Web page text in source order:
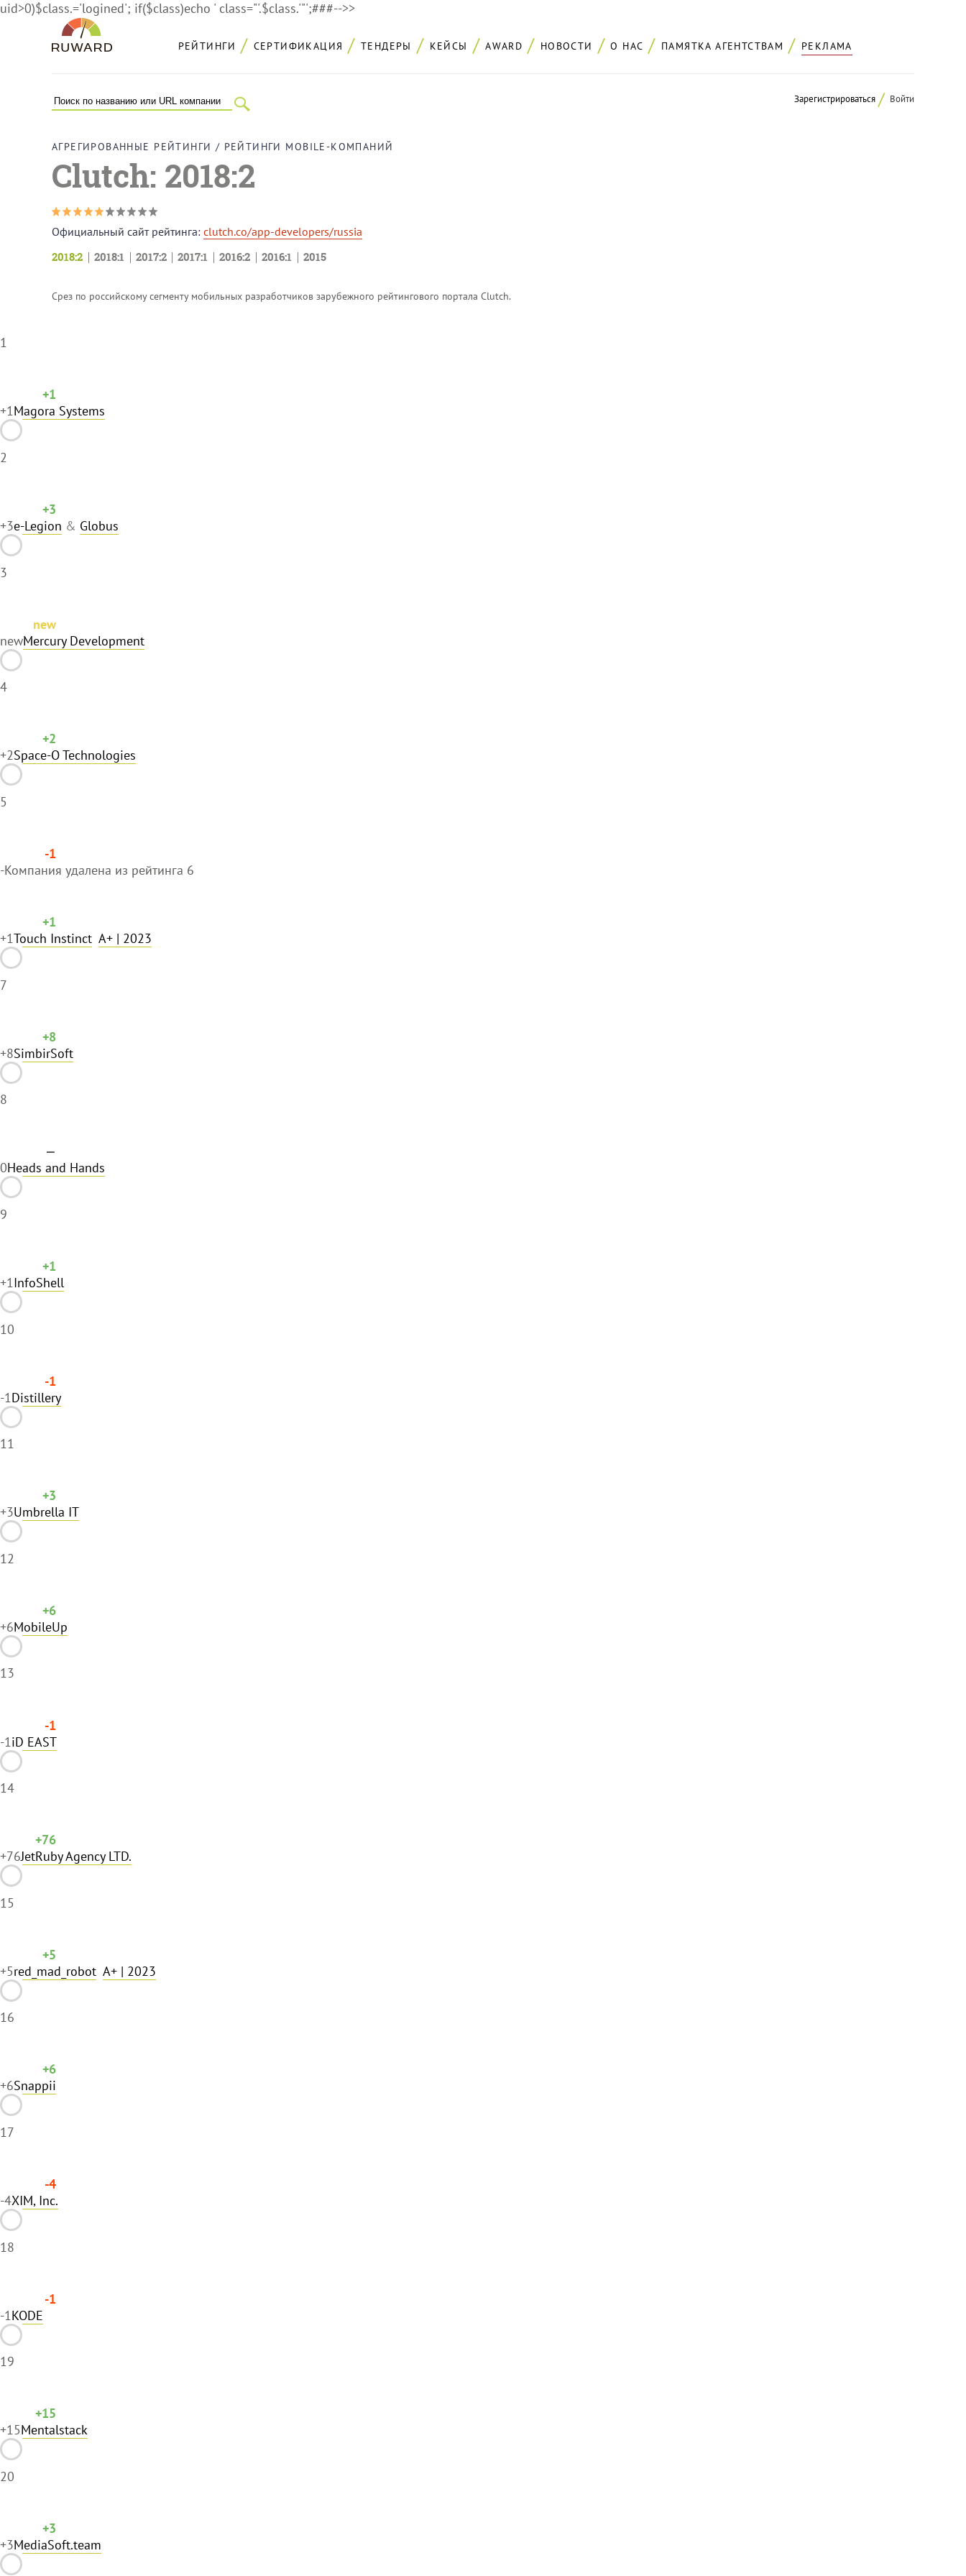
uid>0)$class.='logined'; if($class)echo ' class="'.$class.'"';###-->>
РЕЙТИНГИ СЕРТИФИКАЦИЯ ТЕНДЕРЫ КЕЙСЫ AWARD НОВОСТИ О НАС ПАМЯТКА АГЕНТСТВАМ РЕКЛАМА
Зарегистрироваться Войти
АГРЕГИРОВАННЫЕ РЕЙТИНГИ / РЕЙТИНГИ MOBILE-КОМПАНИЙ
Clutch: 2018:2
Официальный сайт рейтинга: clutch.co/app-developers/russia
2018:2
2018:1 2017:2 2017:1 2016:2 2016:1 2015
Срез по российскому сегменту мобильных разработчиков зарубежного рейтингового портала Clutсh.
1
+1
+1Magora Systems
2
+3
+3e-Legion & Globus
3
new
newMercury Development
4
+2
+2Space-O Technologies
5
-1
-Компания удалена из рейтинга 6
+1
+1Touch Instinct A+ | 2023
7
+8
+8SimbirSoft
8
—
0Heads and Hands
9
+1
+1InfoShell
10
-1
-1 Distillery
11
+3
+3Umbrella IT
12
+6
+6MobileUp
13
-1
-1 iD EAST
14
+76
+76JetRuby Agency LTD.
15
+5
+5red_mad_robot A+ | 2023
16
+6
+6Snappii
17
-4
-4XIM, Inc.
18
-1
-1KODE
19
+15
+15Mentalstack
20
+3
+3MediaSoft.team